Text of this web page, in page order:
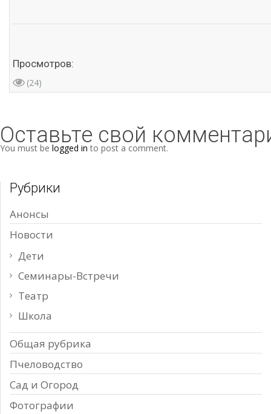
Просмотров:
(24)
Оставьте свой
You must be logged in to post a comment.
Рубрики
Анонсы
Новости
Дети
Семинары-Встречи
Театр
Школа
Общая рубрика
Пчеловодство
Сад и Огород
Фотографии